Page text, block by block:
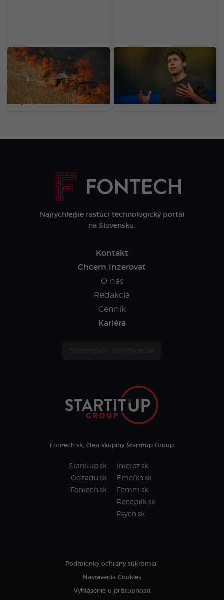
Rusko hlási doteraz
najmasívnejší útok:
Obrana zostrelila vyše
600 dronov, plamene
zachvátili jednu z
najväčších rafinérií
Altman s majetkom 2,9
miliardy eur: „Sme v
singularite.“ Radí, na čom
teraz začať pracovať, ak
chceš uspieť
Najrýchlejšie rastúci technologický portál
na Slovensku.
Kontakt
Chcem inzerovať
O nás
Redakcia
Cenník
Kariéra
Fontech.sk, člen skupiny Startitup Group
Startitup.sk
Odzadu.sk
Fontech.sk
Interez.sk
Emefka.sk
Femm.sk
Receptik.sk
Psych.sk
Podmienky ochrany súkromia
Nastavenia Cookies
Vyhlásenie o prístupnosti